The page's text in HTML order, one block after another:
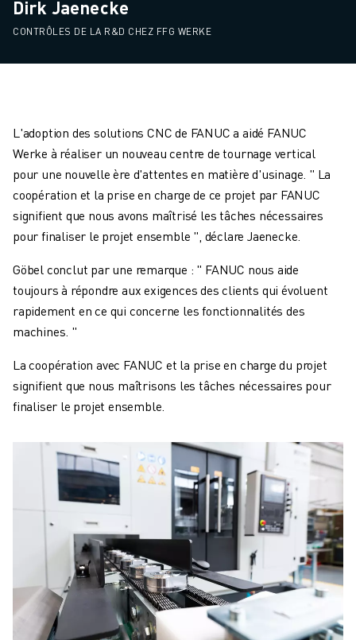
Dirk Jaenecke
CONTRÔLES DE LA R&D CHEZ FFG WERKE
L'adoption des solutions CNC de FANUC a aidé FANUC
Werke à réaliser un nouveau centre de tournage vertical
pour une nouvelle ère d'attentes en matière d'usinage. " La
coopération et la prise en charge de ce projet par FANUC
signifient que nous avons maîtrisé les tâches nécessaires
pour finaliser le projet ensemble ", déclare Jaenecke.
Göbel conclut par une remarque : " FANUC nous aide
toujours à répondre aux exigences des clients qui évoluent
rapidement en ce qui concerne les fonctionnalités des
machines. "
La coopération avec FANUC et la prise en charge du projet
signifient que nous maîtrisons les tâches nécessaires pour
finaliser le projet ensemble.